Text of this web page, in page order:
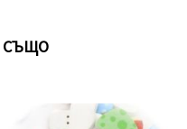
СЪЩО